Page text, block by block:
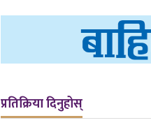
प्रतिक्रिया दिनुहोस्